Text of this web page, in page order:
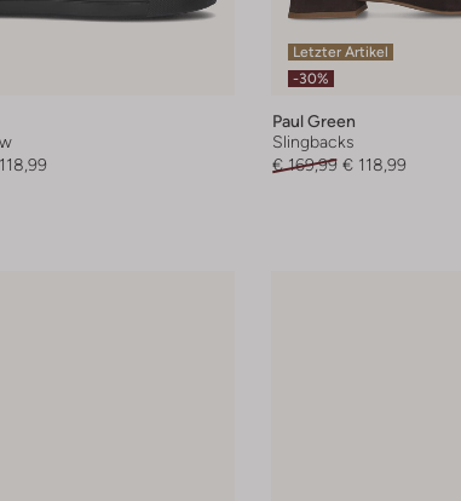
Letzter Artikel
-30%
Paul Green
Slingbacks
€ 169,99 € 118,99